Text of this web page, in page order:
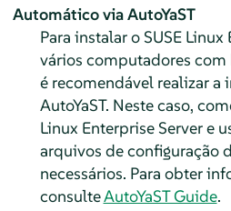
Automático via AutoYaST
Para instalar o SUSE
vários computadores com
é recomendável realizar a
AutoYaST. Neste caso,
Linux Enterprise Servere
arquivos de configuração
necessários. Para obter
consulteAutoYaST Guide.